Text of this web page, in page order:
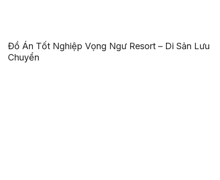
Đồ Án Tốt Nghiệp Vọng Ngư Resort – Di Sản Lưu
Chuyển